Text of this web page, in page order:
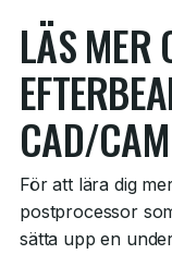
LÄS MER
CAD/CAM
För att lära dig
postprocessor
sätta upp en